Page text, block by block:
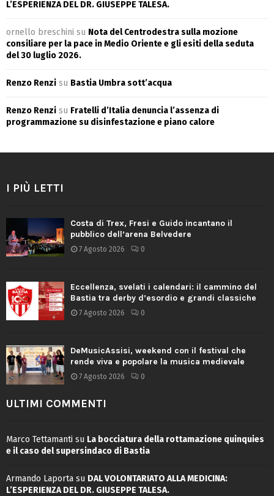
L’ESPERIENZA DEL DR. GIUSEPPE TALESA.
ornello breschini su Nota del Centrodestra sulla mozione
consiliare per la pace in Medio Oriente e gli esiti della seduta
del 30 luglio 2026.
Renzo Renzi su Bastia Umbra sott’acqua
Renzo Renzi su Fratelli d’Italia denuncia l’assenza di
programmazione su disinfestazione e piano calore
I PIÙ LETTI
Costa di Trex, Fresi e Guido incantano il
pubblico dell’arena Belvedere
7 Agosto 2026 0
Eccellenza, svelati i calendari: il cammino del
Bastia tra derby d’esordio e grandi classiche
7 Agosto 2026 0
DeMusicAssisi, weekend con il festival che
rende viva e popolare la musica medievale
7 Agosto 2026 0
ULTIMI COMMENTI
Marco Tettamanti su La bocciatura della rottamazione quinquies
e il caso del supersindaco di Bastia
Armando Laporta su DAL VOLONTARIATO ALLA MEDICINA:
L’ESPERIENZA DEL DR. GIUSEPPE TALESA.